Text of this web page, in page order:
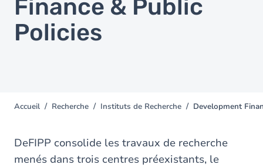
Finance & Public
Policies
You
here
Accueil Recherche Instituts de Recherche Development
DeFIPP consolide les travaux de recherche
menés dans trois centres préexistants, le